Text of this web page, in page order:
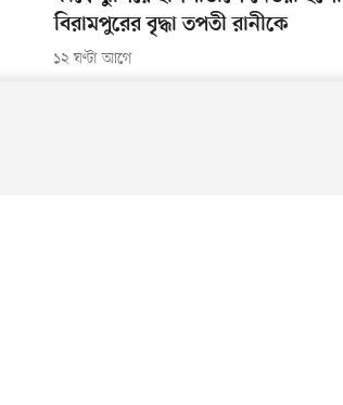
বিরামপুরের বৃদ্ধা তপতী রানীকে
১২ ঘণ্টা আগে